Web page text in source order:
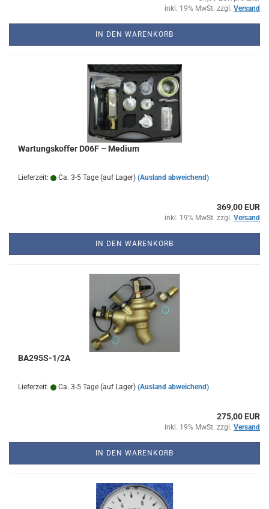
inkl. 19% MwSt. zzgl. Versand
IN DEN WARENKORB
Wartungskoffer D06F – Medium
Lieferzeit: Ca. 3-5 Tage (auf Lager) (Ausland abweichend)
369,00 EUR
inkl. 19% MwSt. zzgl. Versand
IN DEN WARENKORB
BA295S-1/2A
Lieferzeit: Ca. 3-5 Tage (auf Lager) (Ausland abweichend)
275,00 EUR
inkl. 19% MwSt. zzgl. Versand
IN DEN WARENKORB